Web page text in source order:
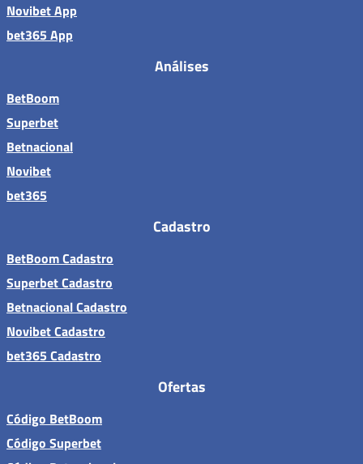
Novibet App
bet365 App
Análises
BetBoom
Superbet
Betnacional
Novibet
bet365
Cadastro
BetBoom Cadastro
Superbet Cadastro
Betnacional Cadastro
Novibet Cadastro
bet365 Cadastro
Ofertas
Código BetBoom
Código Superbet